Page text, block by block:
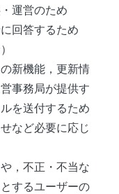
運営のため
回答するため
新機能，更新情
事務局が提供す
を送付するため
など必要に応じ
，不正・不当な
するユーザーの